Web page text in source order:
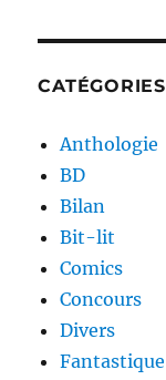
CATÉGORIES
Anthologie
BD
Bilan
Bit-lit
Comics
Concours
Divers
Fantastique